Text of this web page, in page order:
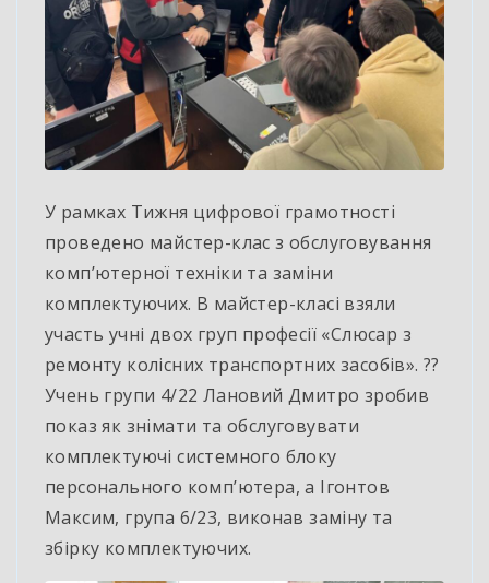
У рамках Тижня цифрової грамотності
проведено майстер-клас з обслуговування
комп’ютерної техніки та заміни
комплектуючих. В майстер-класі взяли
участь учні двох груп професії «Слюсар з
ремонту колісних транспортних засобів». ??
Учень групи 4/22 Лановий Дмитро зробив
показ як знімати та обслуговувати
комплектуючі системного блоку
персонального комп’ютера, а Ігонтов
Максим, група 6/23, виконав заміну та
збірку комплектуючих.